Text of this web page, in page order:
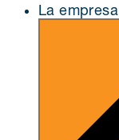
La empresa